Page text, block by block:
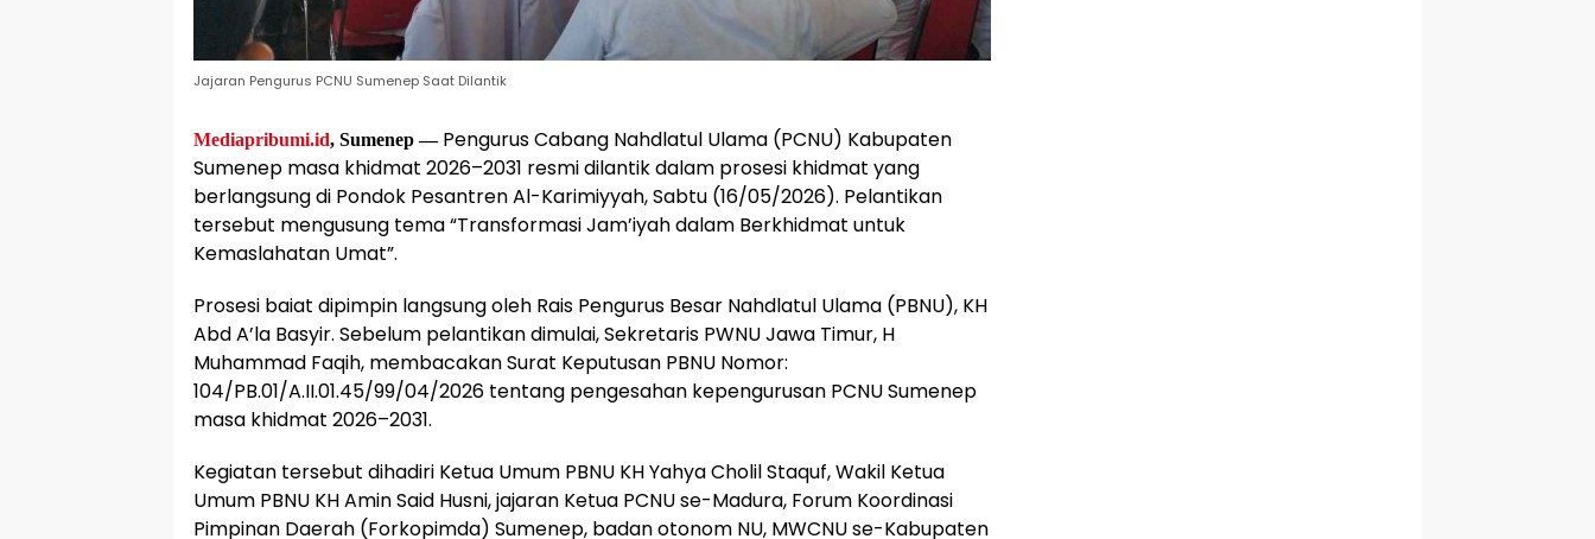
Jajaran Pengurus PCNU Sumenep Saat Dilantik
Mediapribumi.id, Sumenep — Pengurus Cabang Nahdlatul Ulama (PCNU) Kabupaten
Sumenep masa khidmat 2026–2031 resmi dilantik dalam prosesi khidmat yang
berlangsung di Pondok Pesantren Al-Karimiyyah, Sabtu (16/05/2026). Pelantikan
tersebut mengusung tema “Transformasi Jam’iyah dalam Berkhidmat untuk
Kemaslahatan Umat”.
Prosesi baiat dipimpin langsung oleh Rais Pengurus Besar Nahdlatul Ulama (PBNU), KH
Abd A’la Basyir. Sebelum pelantikan dimulai, Sekretaris PWNU Jawa Timur, H
Muhammad Faqih, membacakan Surat Keputusan PBNU Nomor:
104/PB.01/A.II.01.45/99/04/2026 tentang pengesahan kepengurusan PCNU Sumenep
masa khidmat 2026–2031.
Kegiatan tersebut dihadiri Ketua Umum PBNU KH Yahya Cholil Staquf, Wakil Ketua
Umum PBNU KH Amin Said Husni, jajaran Ketua PCNU se-Madura, Forum Koordinasi
Pimpinan Daerah (Forkopimda) Sumenep, badan otonom NU, MWCNU se-Kabupaten